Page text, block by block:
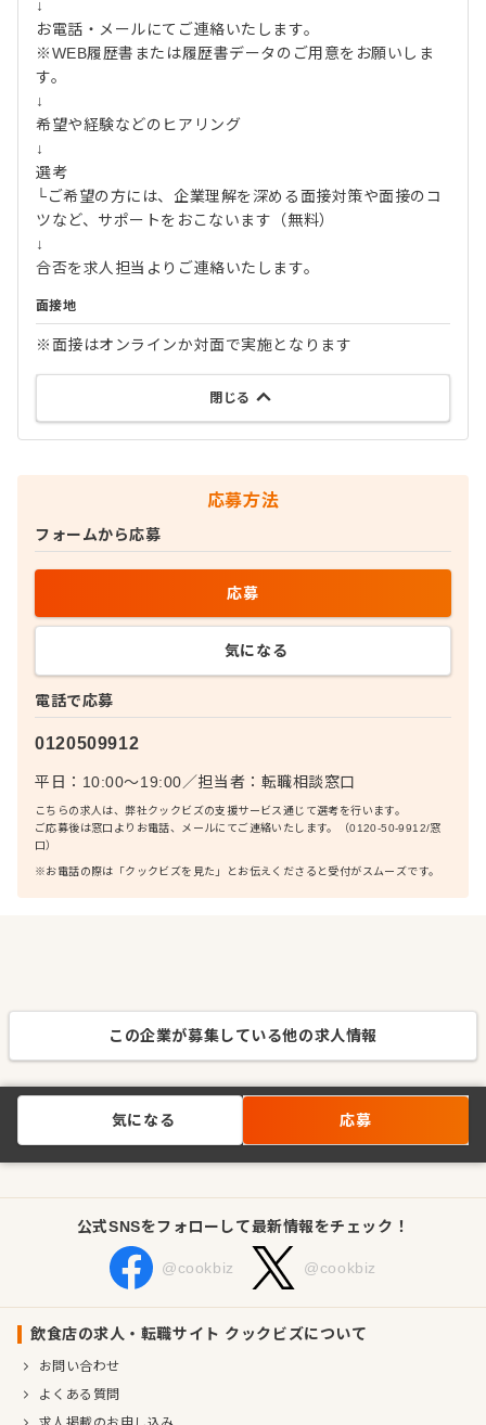
↓
お電話・メールにてご連絡いたします。
※WEB履歴書または履歴書データのご用意をお願いしま
す。
↓
希望や経験などのヒアリング
↓
選考
└ご希望の方には、企業理解を深める面接対策や面接のコ
ツなど、サポートをおこないます（無料）
↓
合否を求人担当よりご連絡いたします。
面接地
※面接はオンラインか対面で実施となります
閉じる
応募方法
電話で応募
0120509912
平日：10:00〜19:00／担当者： 転職相談窓口
こちらの求人は、弊社クックビズの支援サービス通じて選考を行います。
ご応募後は窓口よりお電話、メールにてご連絡いたします。（0120-50-9912/窓
口）
※お電話の際は「クックビズを見た」とお伝えくださると受付がスムーズです。
フォームから応募
応募
気になる
この企業が募集している他の求人情報
気になる 応募
公式SNSをフォローして最新情報をチェック！
@cookbiz @cookbiz
飲食店の求人・転職サイト クックビズについて
お問い合わせ
よくある質問